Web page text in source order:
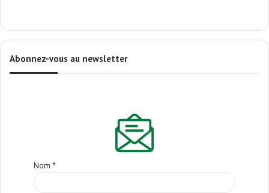
Abonnez-vous au newsletter
Nom *